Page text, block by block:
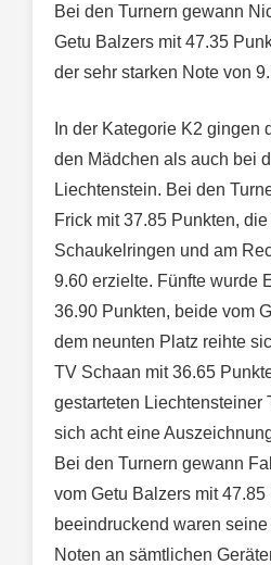
Bei den Turnern gewann
Getu Balzers mit 47.35
der sehr starken Note von
In der Kategorie K2 gingen
den Mädchen als auch bei
Liechtenstein. Bei den
Frick mit 37.85 Punkten,
Schaukelringen und am
9.60 erzielte. Fünfte wurde
36.90 Punkten, beide vom
dem neunten Platz reihte
TV Schaan mit 36.65
gestarteten Liechtensteiner
sich acht eine
Bei den Turnern gewann
vom Getu Balzers mit
beeindruckend waren
Noten an sämtlichen